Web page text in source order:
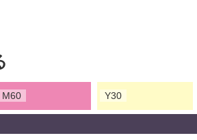
M60 Y30